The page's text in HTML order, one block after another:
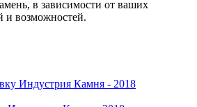
в зависимости от ваших
и возможностей.